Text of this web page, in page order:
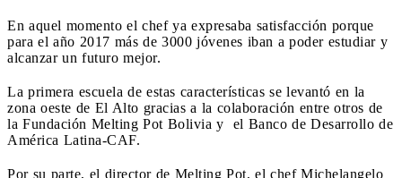
En aquel momento el chef ya expresaba satisfacción porque
para el año 2017 más de 3000 jóvenes iban a poder estudiar y
alcanzar un futuro mejor.
La primera escuela de estas características se levantó en la
zona oeste de El Alto gracias a la colaboración entre otros de
la Fundación Melting Pot Bolivia y el Banco de Desarrollo de
América Latina-CAF.
Por su parte, el director de Melting Pot, el chef Michelangelo